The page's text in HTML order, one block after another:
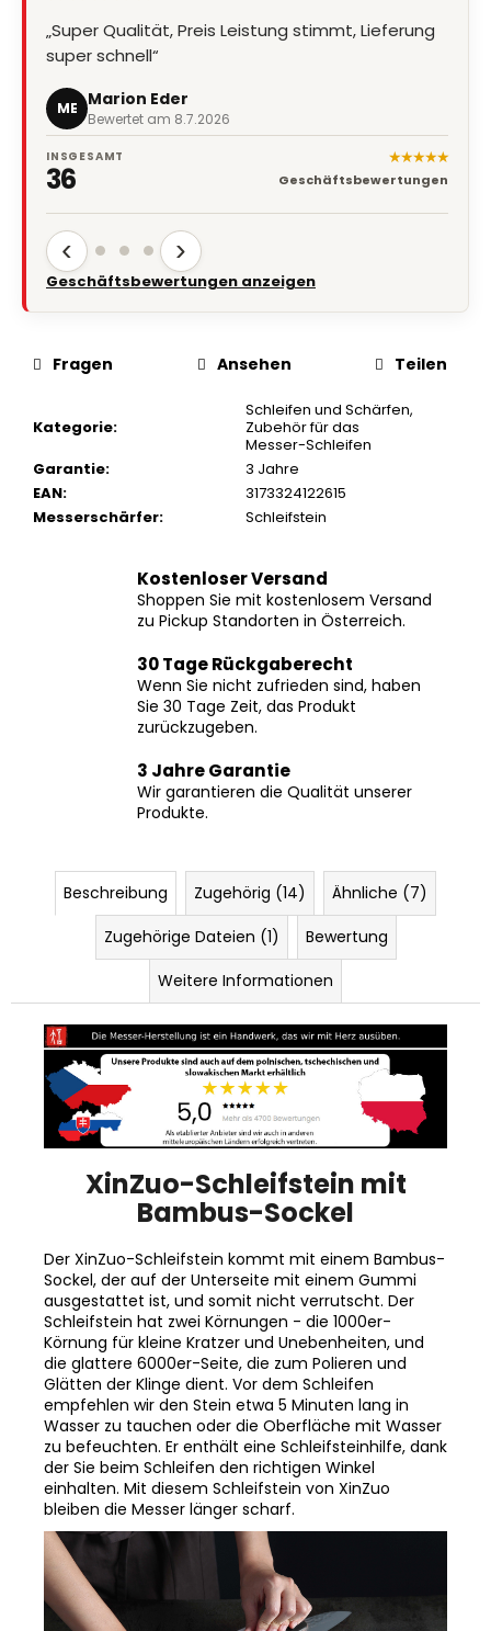
„Super Qualität, Preis Leistung stimmt, Lieferung
super schnell“
ME Marion Eder
Bewertet am 8.7.2026
INSGESAMT
36
★★★★★
Geschäftsbewertungen
‹ ›
Geschäftsbewertungen anzeigen
Kategorie:
Schleifen und Schärfen,
Zubehör für das
Messer-Schleifen
Garantie:
3 Jahre
EAN:
3173324122615
Messerschärfer: Schleifstein
Fragen Ansehen Teilen
Kostenloser Versand
Shoppen Sie mit kostenlosem Versand
zu Pickup Standorten in Österreich.
30 Tage Rückgaberecht
Wenn Sie nicht zufrieden sind, haben
Sie 30 Tage Zeit, das Produkt
zurückzugeben.
3 Jahre Garantie
Wir garantieren die Qualität unserer
Produkte.
Beschreibung Zugehörig (14)
Ähnliche (7)
Zugehörige Dateien (1)
Bewertung
Weitere Informationen
XinZuo-Schleifstein mit
Bambus-Sockel
Der XinZuo-Schleifstein kommt mit einem Bambus-
Sockel, der auf der Unterseite mit einem Gummi
ausgestattet ist, und somit nicht verrutscht. Der
Schleifstein hat zwei Körnungen - die 1000er-
Körnung für kleine Kratzer und Unebenheiten, und
die glattere 6000er-Seite, die zum Polieren und
Glätten der Klinge dient. Vor dem Schleifen
empfehlen wir den Stein etwa 5 Minuten lang in
Wasser zu tauchen oder die Oberfläche mit Wasser
zu befeuchten. Er enthält eine Schleifsteinhilfe, dank
der Sie beim Schleifen den richtigen Winkel
einhalten. Mit diesem Schleifstein von XinZuo
bleiben die Messer länger scharf.